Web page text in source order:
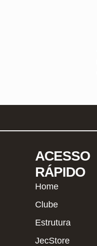
ACESSO
RÁPIDO
Home
Clube
Estrutura
JecStore